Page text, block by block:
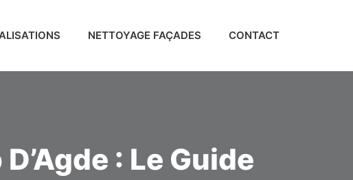
NETTOYAGE FAÇADES CONTACT
: Le Guide